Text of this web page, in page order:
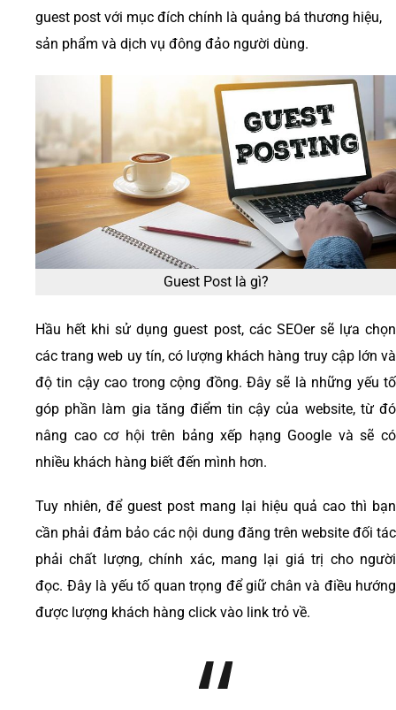
guest post với mục đích chính là quảng bá thương hiệu,
sản phẩm và dịch vụ đông đảo người dùng.
Guest Post là gì?
Hầu hết khi sử dụng guest post, các SEOer sẽ lựa chọn
các trang web uy tín, có lượng khách hàng truy cập lớn và
độ tin cậy cao trong cộng đồng. Đây sẽ là những yếu tố
góp phần làm gia tăng điểm tin cậy của website, từ đó
nâng cao cơ hội trên bảng xếp hạng Google và sẽ có
nhiều khách hàng biết đến mình hơn.
Tuy nhiên, để guest post mang lại hiệu quả cao thì bạn
cần phải đảm bảo các nội dung đăng trên website đối tác
phải chất lượng, chính xác, mang lại giá trị cho người
đọc. Đây là yếu tố quan trọng để giữ chân và điều hướng
được lượng khách hàng click vào link trỏ về.